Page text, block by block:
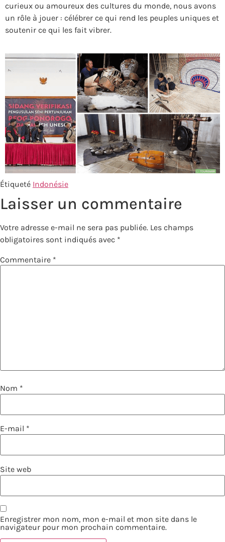
curieux ou amoureux des cultures du monde, nous avons
un rôle à jouer : célébrer ce qui rend les peuples uniques et
soutenir ce qui les fait vibrer.
Étiqueté Indonésie
Laisser un commentaire
Votre adresse e-mail ne sera pas publiée. Les champs
obligatoires sont indiqués avec *
Commentaire *
Nom *
E-mail *
Site web
Enregistrer mon nom, mon e-mail et mon site dans le
navigateur pour mon prochain commentaire.